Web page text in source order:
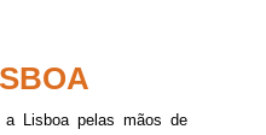
a Lisboa pelas mãos de